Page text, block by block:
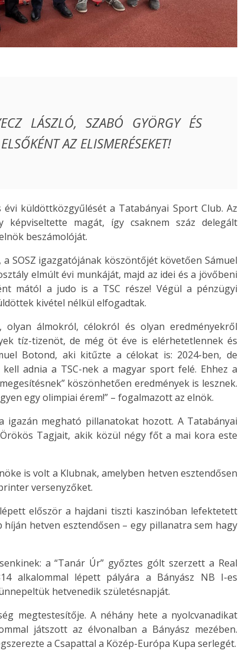
LÁSZLÓ, SZABÓ GYÖRGY ÉS
AZ ELISMERÉSEKET!
küldöttközgyűlését a Tatabányai Sport Club. Az
képviseltette magát, így csaknem száz delegált
beszámolóját.
SOSZ igazgatójának köszöntőjét követően Sámuel
elmúlt évi munkáját, majd az idei és a jövőbeni
mától a judo is a TSC része! Végül a pénzügyi
kivétel nélkül elfogadtak.
olyan álmokról, célokról és olyan eredményekről
tíz-tizenöt, de még öt éve is elérhetetlennek és
Botond, aki kitűzte a célokat is: 2024-ben, de
adnia a TSC-nek a magyar sport felé. Ehhez a
köszönhetően eredmények is lesznek.
egy olimpiai érem!” – fogalmazott az elnök.
igazán megható pillanatokat hozott. A Tatabányai
Tagjait, akik közül négy főt a mai kora este
is volt a Klubnak, amelyben hetven esztendősen
versenyzőket.
először a hajdani tiszti kaszinóban lefektetett
hetven esztendősen – egy pillanatra sem hagy
a “Tanár Úr” győztes gólt szerzett a Real
alkalommal lépett pályára a Bányász NB I-es
hetvenedik születésnapját.
megtestesítője. A néhány hete a nyolcvanadikat
játszott az élvonalban a Bányász mezében.
a Csapattal a Közép-Európa Kupa serlegét.